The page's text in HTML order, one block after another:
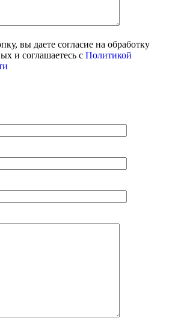
вы даете согласие на обработку
и соглашаетесь c Политикой